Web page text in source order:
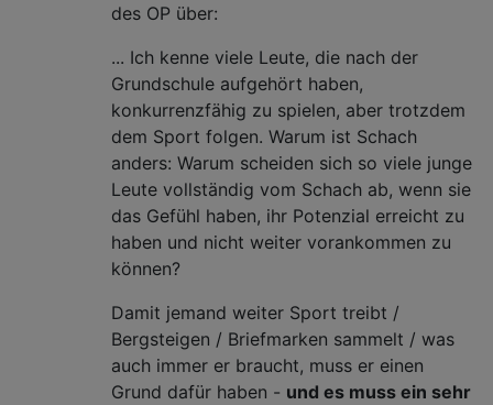
des OP über:
... Ich kenne viele Leute, die nach der
Grundschule aufgehört haben,
konkurrenzfähig zu spielen, aber trotzdem
dem Sport folgen. Warum ist Schach
anders: Warum scheiden sich so viele junge
Leute vollständig vom Schach ab, wenn sie
das Gefühl haben, ihr Potenzial erreicht zu
haben und nicht weiter vorankommen zu
können?
Damit jemand weiter Sport treibt /
Bergsteigen / Briefmarken sammelt / was
auch immer er braucht, muss er einen
Grund dafür haben - und es muss ein sehr